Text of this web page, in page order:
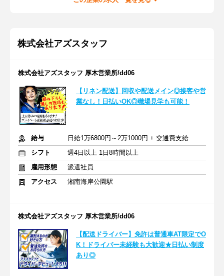
株式会社アズスタッフ
株式会社アズスタッフ 厚木営業所/dd06
【リネン配送】回収や配送メイン◎接客や営
業なし！日払いOK◎職場見学も可能！
給与
日給1万6800円～2万1000円 + 交通費支給
シフト
週4日以上 1日8時間以上
雇用形態
派遣社員
アクセス
湘南海岸公園駅
株式会社アズスタッフ 厚木営業所/dd06
【配送ドライバー】免許は普通車AT限定でO
K！ドライバー未経験も大歓迎★日払い制度
あり◎